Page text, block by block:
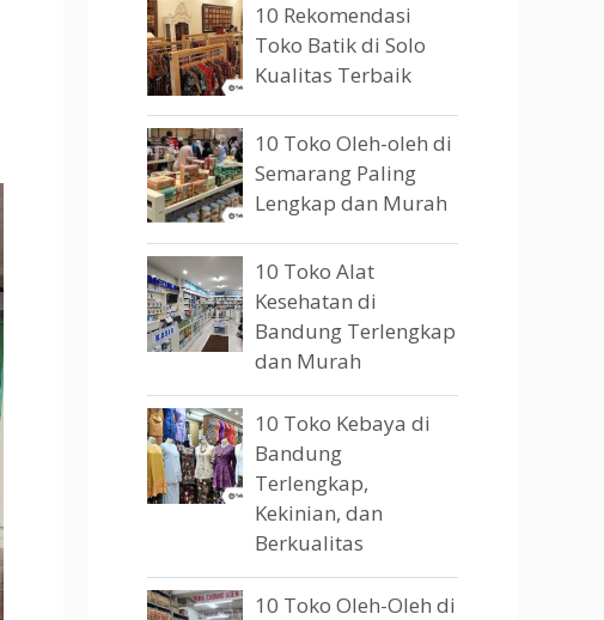
10 Rekomendasi
Toko Batik di Solo
Kualitas Terbaik
10 Toko Oleh-oleh di
Semarang Paling
Lengkap dan Murah
10 Toko Alat
Kesehatan di
Bandung Terlengkap
dan Murah
10 Toko Kebaya di
Bandung
Terlengkap,
Kekinian, dan
Berkualitas
10 Toko Oleh-Oleh di